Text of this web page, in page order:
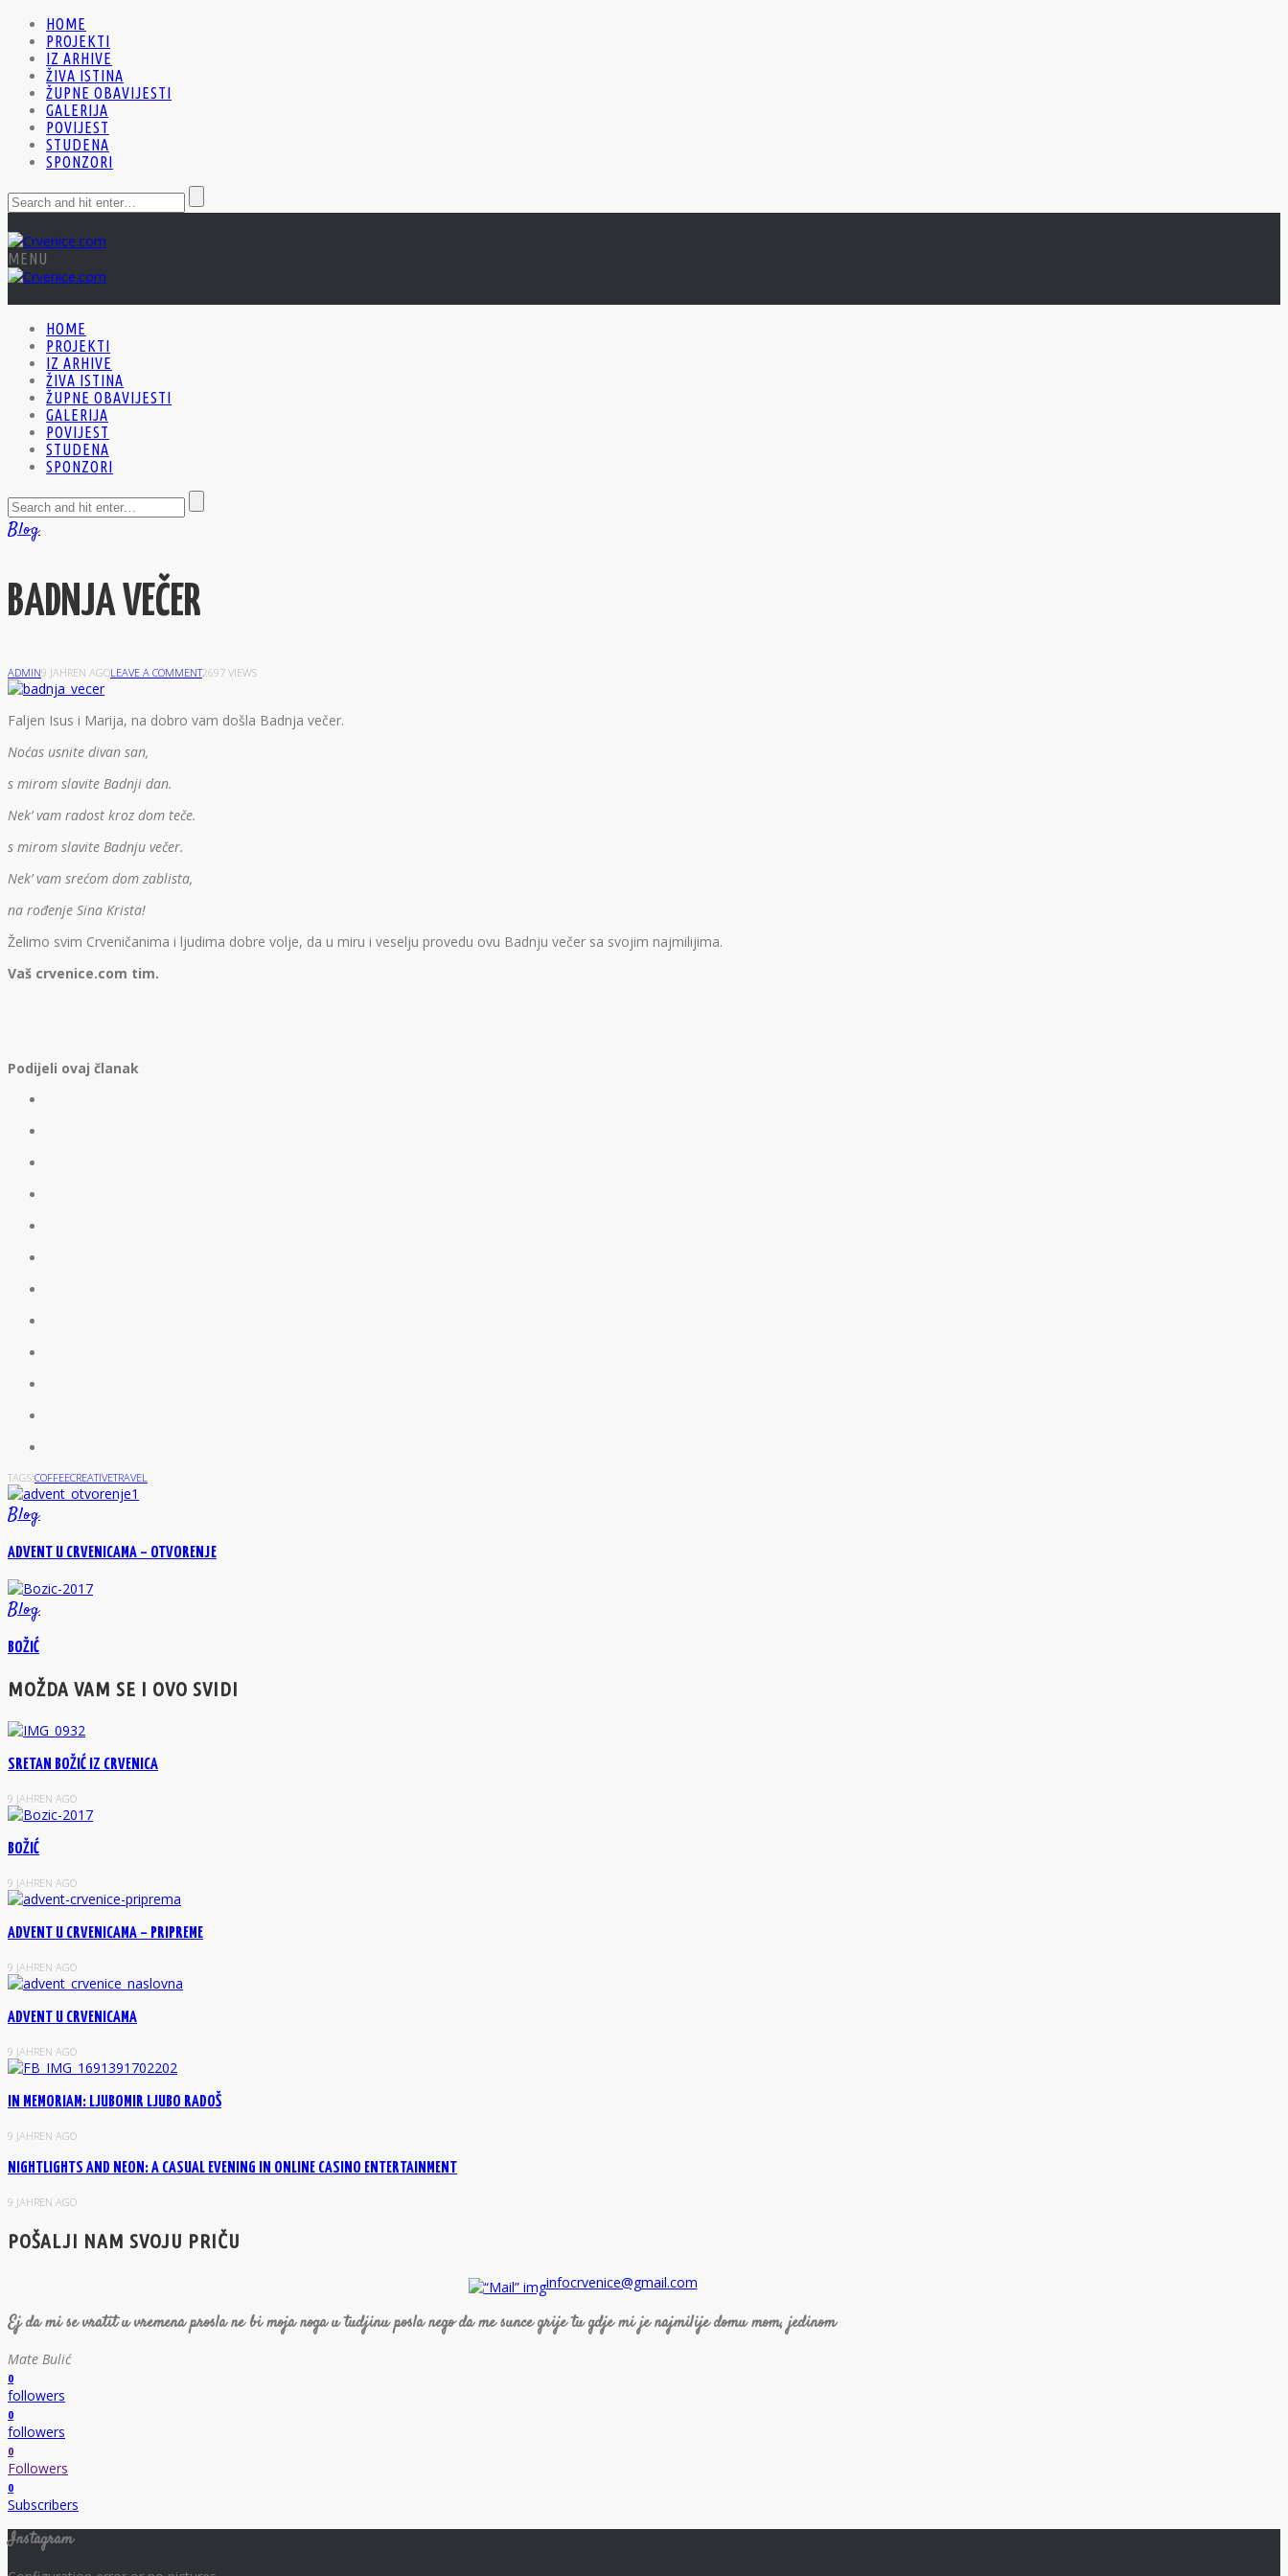
HOME
PROJEKTI
IZ ARHIVE
ŽIVA ISTINA
ŽUPNE OBAVIJESTI
GALERIJA
POVIJEST
STUDENA
SPONZORI
MENU
HOME
PROJEKTI
IZ ARHIVE
ŽIVA ISTINA
ŽUPNE OBAVIJESTI
GALERIJA
POVIJEST
STUDENA
SPONZORI
Blog
BADNJA VEČER
ADMIN9 JAHREN AGOLEAVE A COMMENT2697 VIEWS
Faljen Isus i Marija, na dobro vam došla Badnja večer.
Noćas usnite divan san,
s mirom slavite Badnji dan.
Nek’ vam radost kroz dom teče.
s mirom slavite Badnju večer.
Nek’ vam srećom dom zablista,
na rođenje Sina Krista!
Želimo svim Crveničanima i ljudima dobre volje, da u miru i veselju provedu ovu Badnju večer sa svojim najmilijima.
Vaš crvenice.com tim.
Podijeli ovaj članak
TAGS:COFFEECREATIVETRAVEL
Blog
ADVENT U CRVENICAMA – OTVORENJE
Blog
BOŽIĆ
MOŽDA VAM SE I OVO SVIDI
SRETAN BOŽIĆ IZ CRVENICA
9 JAHREN AGO
BOŽIĆ
9 JAHREN AGO
ADVENT U CRVENICAMA – PRIPREME
9 JAHREN AGO
ADVENT U CRVENICAMA
9 JAHREN AGO
IN MEMORIAM: LJUBOMIR LJUBO RADOŠ
9 JAHREN AGO
NIGHTLIGHTS AND NEON: A CASUAL EVENING IN ONLINE CASINO ENTERTAINMENT
9 JAHREN AGO
POŠALJI NAM SVOJU PRIČU
infocrvenice@gmail.com
Ej da mi se vratit u vremena prosla ne bi moja noga u tudjinu posla nego da me sunce grije tu gdje mi je najmilije domu mom, jedinom
Mate Bulić
0
followers
0
followers
0
Followers
0
Subscribers
Instagram